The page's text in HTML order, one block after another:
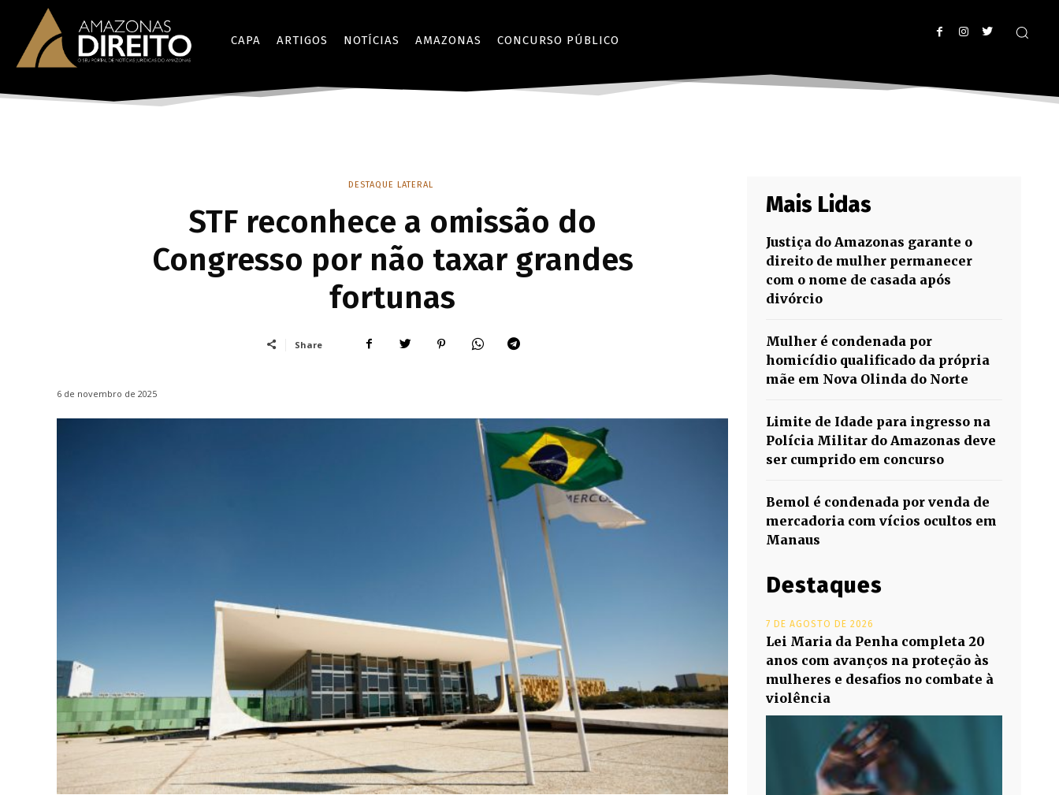
CAPA ARTIGOS NOTÍCIAS AMAZONAS CONCURSO PÚBLICO
DESTAQUE LATERAL
STF reconhece a omissão do
Congresso por não taxar grandes
fortunas
Share
6 de novembro de 2025
Mais Lidas
Justiça do Amazonas garante o
direito de mulher permanecer
com o nome de casada após
divórcio
Mulher é condenada por
homicídio qualificado da própria
mãe em Nova Olinda do Norte
Limite de Idade para ingresso na
Polícia Militar do Amazonas deve
ser cumprido em concurso
Bemol é condenada por venda de
mercadoria com vícios ocultos em
Manaus
Destaques
7 DE AGOSTO DE 2026
Lei Maria da Penha completa 20
anos com avanços na proteção às
mulheres e desafios no combate à
violência